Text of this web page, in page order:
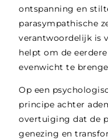
ontspanning en
parasympathische
verantwoordelijk is
helpt om de
evenwicht te
Op een
principe achter
overtuiging dat de
genezing en